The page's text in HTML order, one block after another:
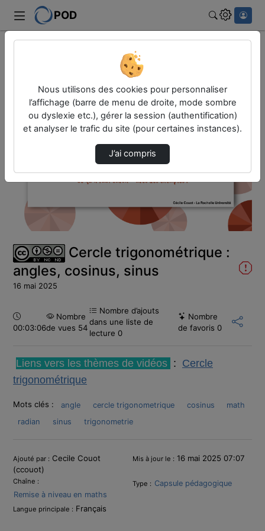
POD
Cercle trigonométrique : angles, cosinus, si…
Lire
la
vidéo
Cercle trigonométrique :
angles, cosinus, sinus
16 mai 2025
Durée :
00:03:06
Nombre
de vues 54
Nombre d’ajouts
dans une liste de
lecture 0
Nombre
de favoris 0
Liens vers les thèmes de vidéos : Cercle
trigonométrique
Mots clés : angle cercle trigonometrique cosinus
math
radian
sinus trigonometrie
Informations
Ajouté par : Cecile Couot
(ccouot)
Mis à jour le : 16 mai 2025 07:07
Chaîne :
Remise à niveau en maths
Type : Capsule pédagogique
Langue principale : Français
Nous utilisons des cookies pour personnaliser
l’affichage (barre de menu de droite, mode sombre
ou dyslexie etc.), gérer la session (authentification)
et analyser le trafic du site (pour certaines instances).
J’ai compris